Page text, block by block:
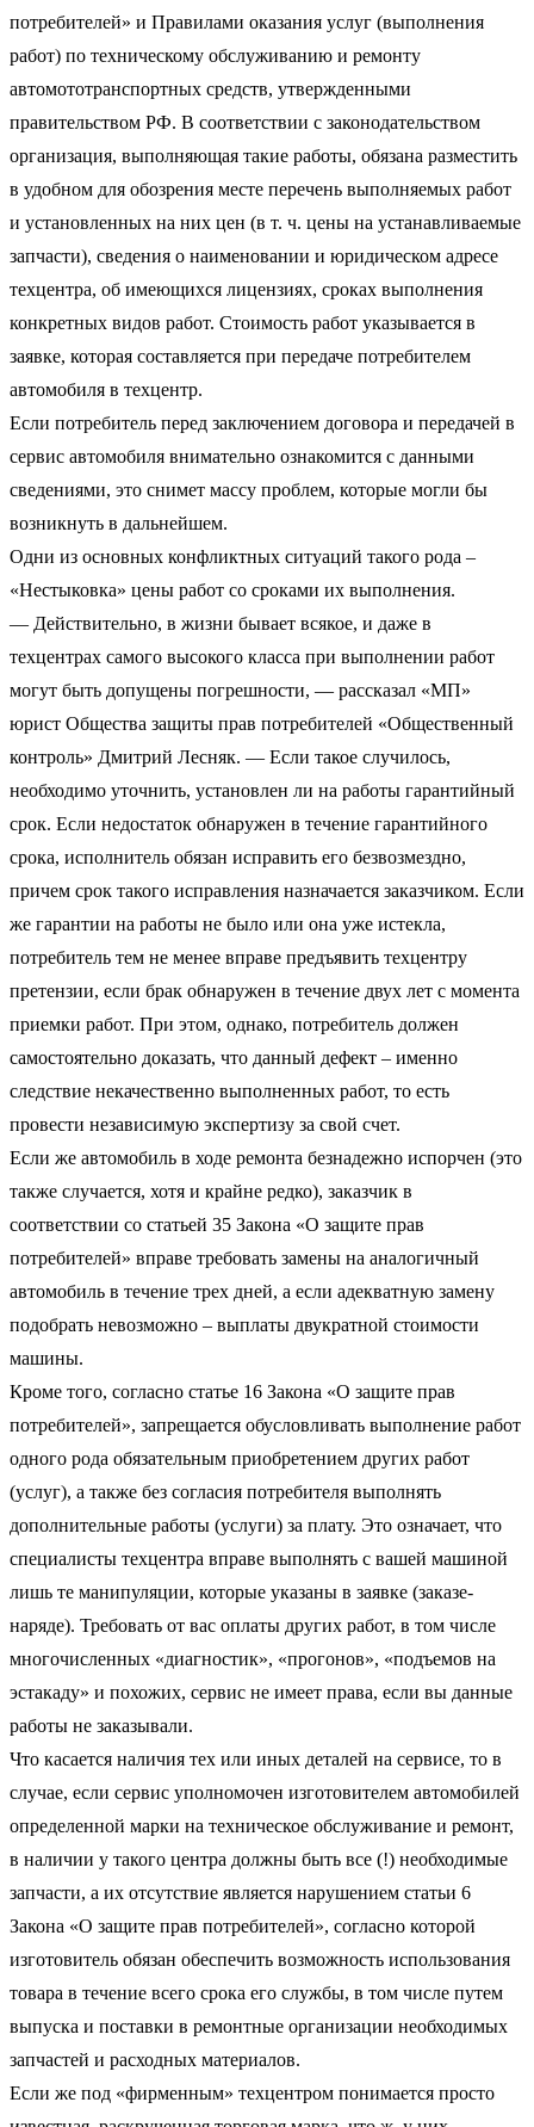
потребителей» и Правилами оказания услуг (выполнения
работ) по техническому обслуживанию и ремонту
автомототранспортных средств, утвержденными
правительством РФ. В соответствии с законодательством
организация, выполняющая такие работы, обязана разместить
в удобном для обозрения месте перечень выполняемых работ
и установленных на них цен (в т. ч. цены на устанавливаемые
запчасти), сведения о наименовании и юридическом адресе
техцентра, об имеющихся лицензиях, сроках выполнения
конкретных видов работ. Стоимость работ указывается в
заявке, которая составляется при передаче потребителем
автомобиля в техцентр.
Если потребитель перед заключением договора и передачей в
сервис автомобиля внимательно ознакомится с данными
сведениями, это снимет массу проблем, которые могли бы
возникнуть в дальнейшем.
Одни из основных конфликтных ситуаций такого рода –
«Нестыковка» цены работ со сроками их выполнения.
— Действительно, в жизни бывает всякое, и даже в
техцентрах самого высокого класса при выполнении работ
могут быть допущены погрешности, — рассказал «МП»
юрист Общества защиты прав потребителей «Общественный
контроль» Дмитрий Лесняк. — Если такое случилось,
необходимо уточнить, установлен ли на работы гарантийный
срок. Если недостаток обнаружен в течение гарантийного
срока, исполнитель обязан исправить его безвозмездно,
причем срок такого исправления назначается заказчиком. Если
же гарантии на работы не было или она уже истекла,
потребитель тем не менее вправе предъявить техцентру
претензии, если брак обнаружен в течение двух лет с момента
приемки работ. При этом, однако, потребитель должен
самостоятельно доказать, что данный дефект – именно
следствие некачественно выполненных работ, то есть
провести независимую экспертизу за свой счет.
Если же автомобиль в ходе ремонта безнадежно испорчен (это
также случается, хотя и крайне редко), заказчик в
соответствии со статьей 35 Закона «О защите прав
потребителей» вправе требовать замены на аналогичный
автомобиль в течение трех дней, а если адекватную замену
подобрать невозможно – выплаты двукратной стоимости
машины.
Кроме того, согласно статье 16 Закона «О защите прав
потребителей», запрещается обусловливать выполнение работ
одного рода обязательным приобретением других работ
(услуг), а также без согласия потребителя выполнять
дополнительные работы (услуги) за плату. Это означает, что
специалисты техцентра вправе выполнять с вашей машиной
лишь те манипуляции, которые указаны в заявке (заказе-
наряде). Требовать от вас оплаты других работ, в том числе
многочисленных «диагностик», «прогонов», «подъемов на
эстакаду» и похожих, сервис не имеет права, если вы данные
работы не заказывали.
Что касается наличия тех или иных деталей на сервисе, то в
случае, если сервис уполномочен изготовителем автомобилей
определенной марки на техническое обслуживание и ремонт,
в наличии у такого центра должны быть все (!) необходимые
запчасти, а их отсутствие является нарушением статьи 6
Закона «О защите прав потребителей», согласно которой
изготовитель обязан обеспечить возможность использования
товара в течение всего срока его службы, в том числе путем
выпуска и поставки в ремонтные организации необходимых
запчастей и расходных материалов.
Если же под «фирменным» техцентром понимается просто